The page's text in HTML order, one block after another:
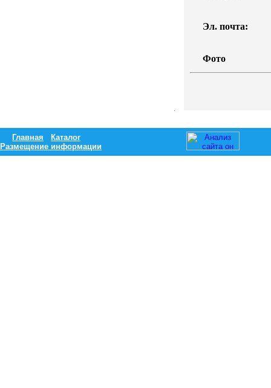
Эл. почта:
Фото
Главная
Каталог
Размещение информации